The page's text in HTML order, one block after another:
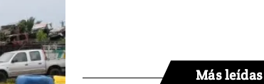
Más leídas